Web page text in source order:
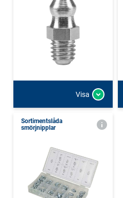
Visa
Sortimentslåda
smörjnipplar